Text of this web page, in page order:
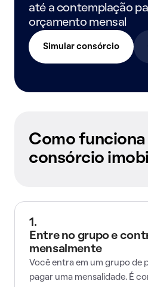
até a contemplação
orçamento mensal
Simular consórcio
Como funciona
consórcio
1.
Entre no grupo e
mensalmente
Você entra em um grupo de
pagar uma mensalidade. É